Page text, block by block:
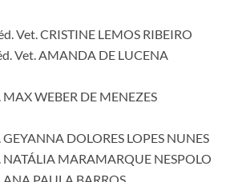
Vet. CRISTINE LEMOS RIBEIRO
Vet. AMANDA DE LUCENA
WEBER DE MENEZES
DOLORES LOPES NUNES
MARAMARQUE NESPOLO
PAULA BARROS